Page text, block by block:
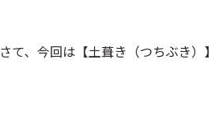
さて、今回は【土葺き（つちぶき